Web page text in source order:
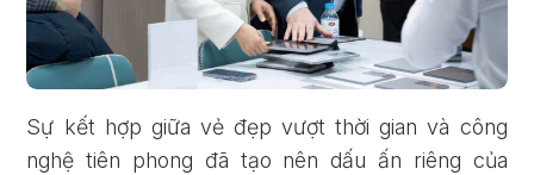
Sự kết hợp giữa vẻ đẹp vượt thời gian và công
nghệ tiên phong đã tạo nên dấu ấn riêng của